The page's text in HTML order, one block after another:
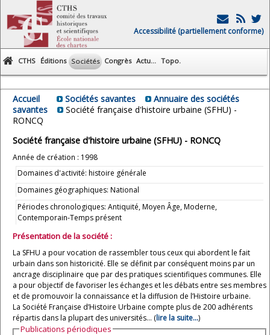
Accessibilité (partiellement conforme)
CTHS Éditions Sociétés Congrès Actu... Topo.
Accueil Sociétés savantes
Annuaire des sociétés
savantes
Société française d'histoire urbaine (SFHU) -
RONCQ
Société française d'histoire urbaine (SFHU) - RONCQ
Année de création : 1998
Domaines d'activité: histoire générale
Domaines géographiques: National
Périodes chronologiques: Antiquité, Moyen Âge, Moderne,
Contemporain-Temps présent
Présentation de la société :
La SFHU a pour vocation de rassembler tous ceux qui abordent le fait
urbain dans son historicité. Elle se définit par conséquent moins par un
ancrage disciplinaire que par des pratiques scientifiques communes. Elle
a pour objectif de favoriser les échanges et les débats entre ses membres
et de promouvoir la connaissance et la diffusion de l’Histoire urbaine.
La Société Française d’Histoire Urbaine compte plus de 200 adhérents
répartis dans la plupart des universités... (lire la suite...)
Publications périodiques